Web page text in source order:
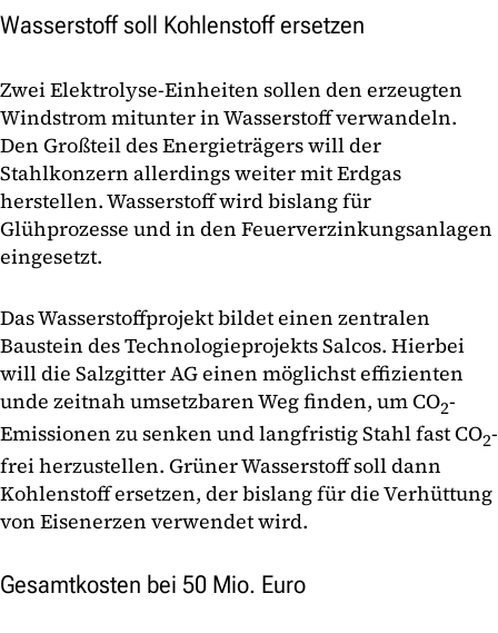
Wasserstoff soll Kohlenstoff ersetzen
Zwei Elektrolyse-Einheiten sollen den erzeugten
Windstrom mitunter in Wasserstoff verwandeln.
Den Großteil des Energieträgers will der
Stahlkonzern allerdings weiter mit Erdgas
herstellen. Wasserstoff wird bislang für
Glühprozesse und in den Feuerverzinkungsanlagen
eingesetzt.
Das Wasserstoffprojekt bildet einen zentralen
Baustein des Technologieprojekts Salcos. Hierbei
will die Salzgitter AG einen möglichst effizienten
unde zeitnah umsetzbaren Weg finden, um CO2-
Emissionen zu senken und langfristig Stahl fast CO2-
frei herzustellen. Grüner Wasserstoff soll dann
Kohlenstoff ersetzen, der bislang für die Verhüttung
von Eisenerzen verwendet wird.
Gesamtkosten bei 50 Mio. Euro